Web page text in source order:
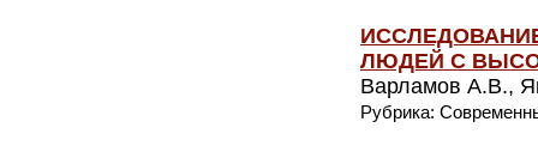
ЛЮДЕЙ С
Варламов А.В.,
Рубрика: